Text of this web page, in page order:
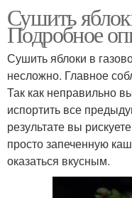
Сушить
Подробное
Сушить яблоки в
несложно. Главное
Так как неправильно
испортить все
результате вы
просто запеченную
оказаться вкусным.